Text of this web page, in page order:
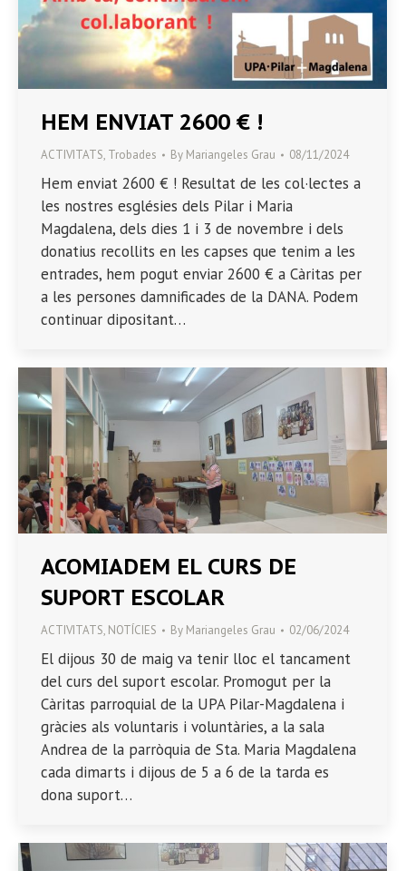
HEM ENVIAT 2600 € !
ACTIVITATS, Trobades By Mariangeles Grau 08/11/2024
Hem enviat 2600 € ! Resultat de les col·lectes a
les nostres esglésies dels Pilar i Maria
Magdalena, dels dies 1 i 3 de novembre i dels
donatius recollits en les capses que tenim a les
entrades, hem pogut enviar 2600 € a Càritas per
a les persones damnificades de la DANA. Podem
continuar dipositant…
ACOMIADEM EL CURS DE
SUPORT ESCOLAR
ACTIVITATS, NOTÍCIES By Mariangeles Grau 02/06/2024
El dijous 30 de maig va tenir lloc el tancament
del curs del suport escolar. Promogut per la
Càritas parroquial de la UPA Pilar-Magdalena i
gràcies als voluntaris i voluntàries, a la sala
Andrea de la parròquia de Sta. Maria Magdalena
cada dimarts i dijous de 5 a 6 de la tarda es
dona suport…